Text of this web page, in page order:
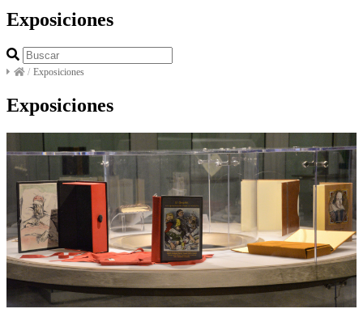
Exposiciones
/ Exposiciones
Exposiciones